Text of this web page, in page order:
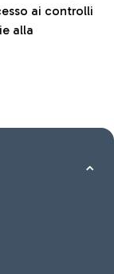
ai controlli
alla